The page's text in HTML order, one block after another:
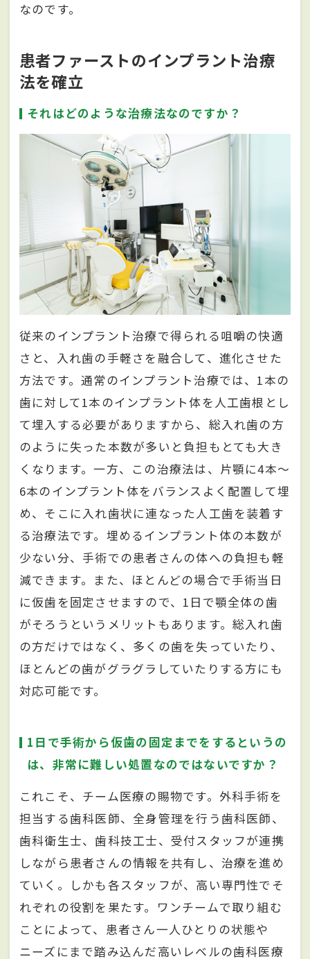
なのです。
患者ファーストのインプラント治療
法を確立
それはどのような治療法なのですか？
従来のインプラント治療で得られる咀嚼の快適
さと、入れ歯の手軽さを融合して、進化させた
方法です。通常のインプラント治療では、1本の
歯に対して1本のインプラント体を人工歯根とし
て埋入する必要がありますから、総入れ歯の方
のように失った本数が多いと負担もとても大き
くなります。一方、この治療法は、片顎に4本〜
6本のインプラント体をバランスよく配置して埋
め、そこに入れ歯状に連なった人工歯を装着す
る治療法です。埋めるインプラント体の本数が
少ない分、手術での患者さんの体への負担も軽
減できます。また、ほとんどの場合で手術当日
に仮歯を固定させますので、1日で顎全体の歯
がそろうというメリットもあります。総入れ歯
の方だけではなく、多くの歯を失っていたり、
ほとんどの歯がグラグラしていたりする方にも
対応可能です。
1日で手術から仮歯の固定までをするというの
は、非常に難しい処置なのではないですか？
これこそ、チーム医療の賜物です。外科手術を
担当する歯科医師、全身管理を行う歯科医師、
歯科衛生士、歯科技工士、受付スタッフが連携
しながら患者さんの情報を共有し、治療を進め
ていく。しかも各スタッフが、高い専門性でそ
れぞれの役割を果たす。ワンチームで取り組む
ことによって、患者さん一人ひとりの状態や
ニーズにまで踏み込んだ高いレベルの歯科医療